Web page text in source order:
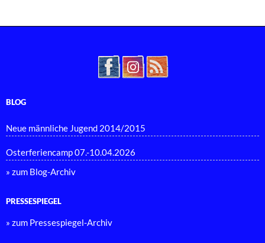
BLOG
Neue männliche Jugend 2014/2015
Osterferiencamp 07.-10.04.2026
» zum Blog-Archiv
PRESSESPIEGEL
» zum Pressespiegel-Archiv